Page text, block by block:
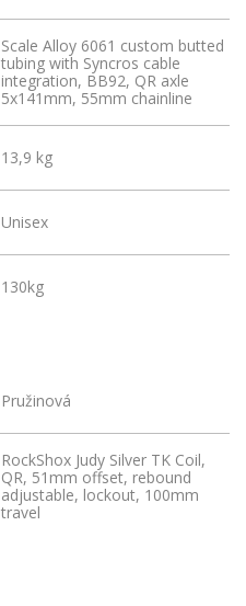
Scale Alloy 6061 custom butted
tubing with Syncros cable
integration, BB92, QR axle
5x141mm, 55mm chainline
13,9 kg
Unisex
130kg
Pružinová
RockShox Judy Silver TK Coil,
QR, 51mm offset, rebound
adjustable, lockout, 100mm
travel